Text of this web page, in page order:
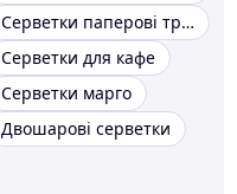
Серветки паперові трьохшарові
Серветки для кафе
Серветки марго
Двошарові серветки